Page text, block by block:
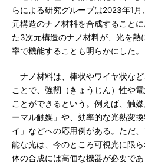
らによる研究グループは2023年1
元構造のナノ材料を合成すること
た3次元構造のナノ材料が、光を熱
率で機能することも明らかにした。
ナノ材料は、棒状やワイヤ状な
ことで、強靭（きょうじん）性や
ことができるという。例えば、触
ーマル触媒」や、効率的な光熱変
イ」などへの応用例がある。ただ
能な光は、今のところ可視光に限
体の合成には高価な機器が必要で